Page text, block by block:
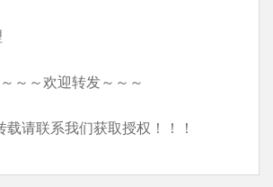
～～～欢迎转发～～～
载请联系我们获取授权！！！